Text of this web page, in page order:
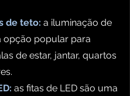
de teto: a iluminação de
opção popular para
de estar, jantar, quartos
as fitas de LED são uma